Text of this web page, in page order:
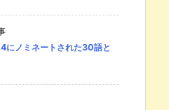
にノミネートされた30語と